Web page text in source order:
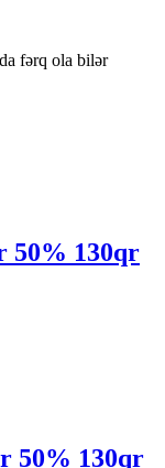
fərq ola bilər
50% 130qr
50% 130qr